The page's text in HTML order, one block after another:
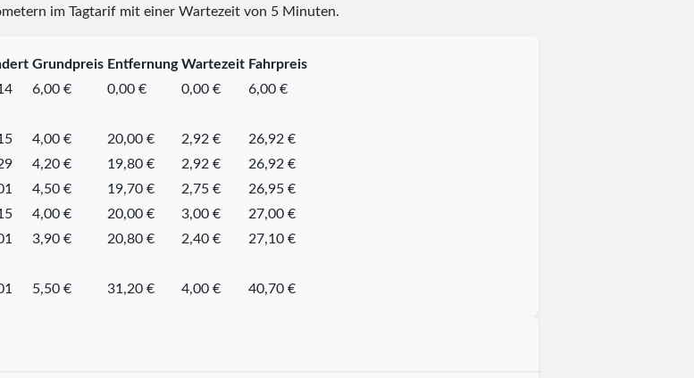
im Tagtarif mit einer Wartezeit von 5 Minuten.
Grundpreis Entfernung Wartezeit Fahrpreis
6,00 € 0,00 € 0,00 €
6,00 €
4,00 € 20,00 € 2,92 €
26,92 €
4,20 € 19,80 € 2,92 €
26,92 €
4,50 € 19,70 € 2,75 €
26,95 €
4,00 € 20,00 € 3,00 €
27,00 €
3,90 € 20,80 € 2,40 €
27,10 €
5,50 € 31,20 € 4,00 € 40,70 €